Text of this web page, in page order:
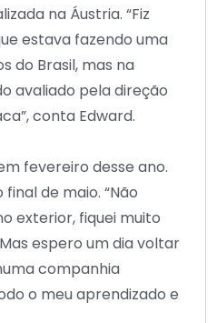
na Áustria. “Fiz
estava fazendo uma
do Brasil, mas na
avaliado pela direção
conta Edward.
fevereiro desse ano.
de maio. “Não
exterior, fiquei muito
espero um dia voltar
companhia
o meu aprendizado e